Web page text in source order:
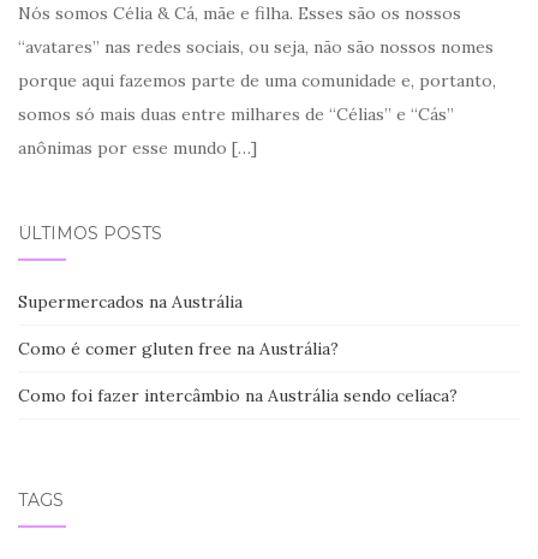
Nós somos Célia & Cá, mãe e filha. Esses são os nossos
“avatares” nas redes sociais, ou seja, não são nossos nomes
porque aqui fazemos parte de uma comunidade e, portanto,
somos só mais duas entre milhares de “Célias” e “Cás”
anônimas por esse mundo […]
ÚLTIMOS POSTS
Supermercados na Austrália
Como é comer gluten free na Austrália?
Como foi fazer intercâmbio na Austrália sendo celíaca?
TAGS